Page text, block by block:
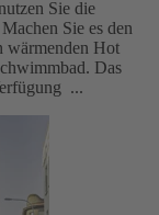
Sie die
Sie es den
wärmenden Hot
Das
...